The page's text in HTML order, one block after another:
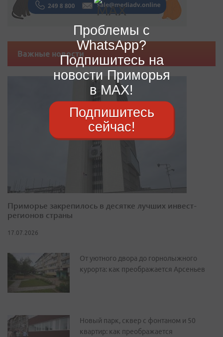
Важные новости
Приморье закрепилось в десятке лучших инвест-
регионов страны
17.07.2026
От уютного двора до горнолыжного
курорта: как преображается Арсеньев
Новый парк, сквер с фонтаном и 50
квартир: как преображается
Проблемы с
WhatsApp?
Подпишитесь на
новости Приморья
в MAX!
Подпишитесь
сейчас!